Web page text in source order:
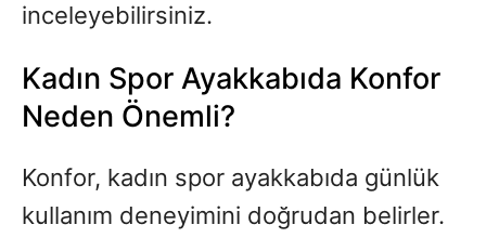
inceleyebilirsiniz.
Kadın Spor Ayakkabıda Konfor
Neden Önemli?
Konfor, kadın spor ayakkabıda günlük
kullanım deneyimini doğrudan belirler.